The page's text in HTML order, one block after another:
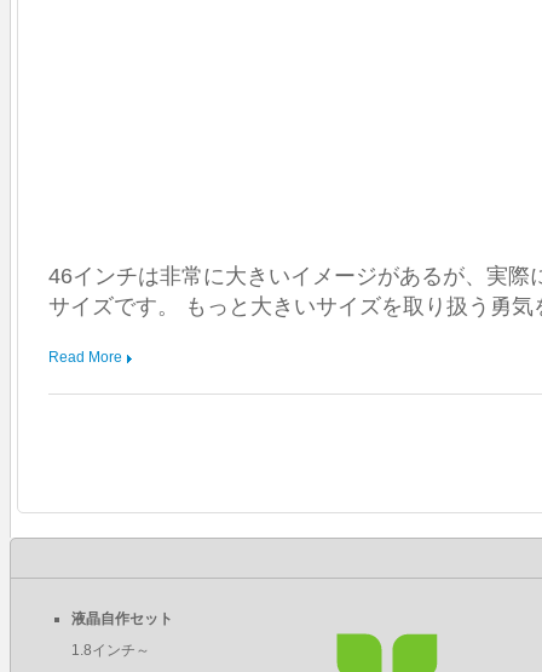
46インチは非常に大きいイメージがあるが、実際
サイズです。 もっと大きいサイズを取り扱う勇
Read More
液晶自作セット
1.8インチ～